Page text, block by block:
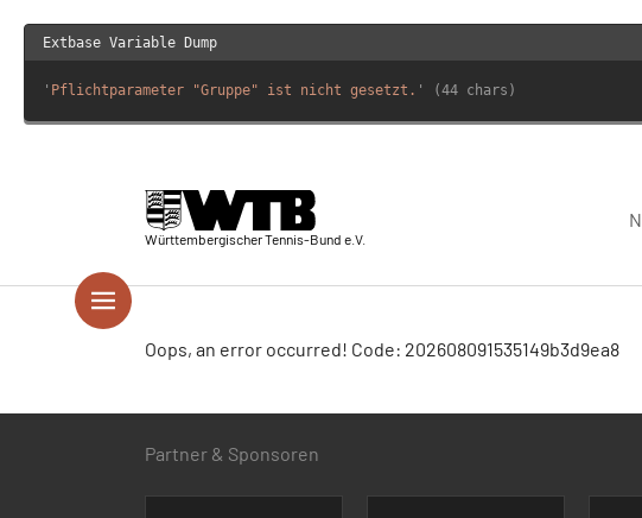
Extbase Variable Dump
' Pflichtparameter "Gruppe" ist nicht gesetzt. ' (44 chars)
Württembergischer Tennis-Bund e.V.
Oops, an error occurred! Code: 202608091535149b3d9ea8
Partner & Sponsoren